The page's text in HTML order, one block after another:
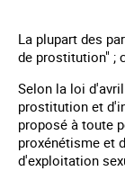
La plupart des
de prostitution" ;
Selon la loi
prostitution et
proposé à toute
proxénétisme et
d'exploitation